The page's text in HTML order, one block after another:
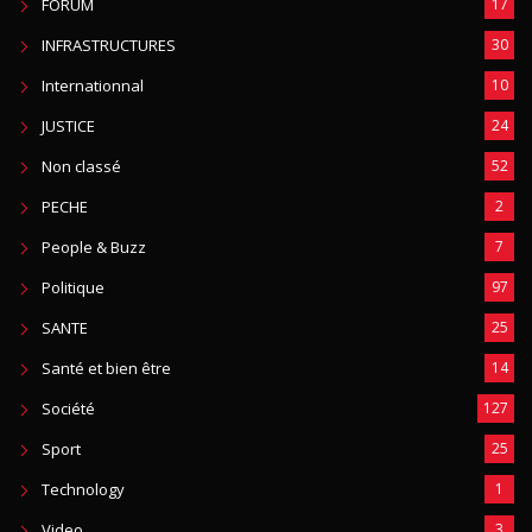
FORUM 17
INFRASTRUCTURES 30
Internationnal 10
JUSTICE 24
Non classé 52
PECHE 2
People & Buzz 7
Politique 97
SANTE 25
Santé et bien être 14
Société 127
Sport 25
Technology 1